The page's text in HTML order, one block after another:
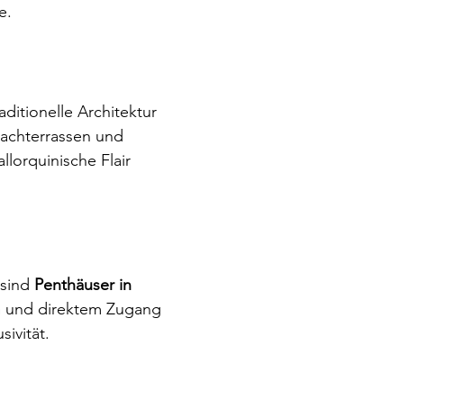
Architektur
und
Flair
Penthäuser in
und direktem Zugang